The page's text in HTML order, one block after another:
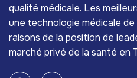
qualité médicale. Les
une technologie médicale
raisons de la position de
marché privé de la santé en